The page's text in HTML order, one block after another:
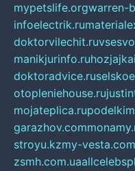
mypetslife.orgwarren-
infoelectrik.ru
doktorvilechit.ru
manikjurinfo.ru
doktoradvice.ru
otopleniehouse.ru
mojateplica.ru
garazhov.com
stroyu.kzmy-vesta.com
zsmh.com.ua